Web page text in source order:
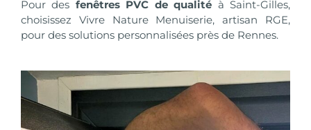
Pour des fenêtres PVC de qualité à Saint-Gilles,
choisissez Vivre Nature Menuiserie, artisan RGE,
pour des solutions personnalisées près de Rennes.